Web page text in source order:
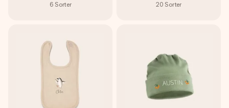
6 Sorter 20 Sorter